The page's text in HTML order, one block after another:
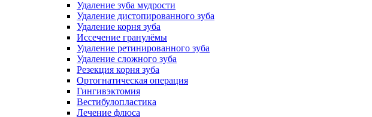
Удаление зуба мудрости
Удаление дистопированного зуба
Удаление корня зуба
Иссечение гранулёмы
Удаление ретинированного зуба
Удаление сложного зуба
Резекция корня зуба
Ортогнатическая операция
Гингивэктомия
Вестибулопластика
Лечение флюса